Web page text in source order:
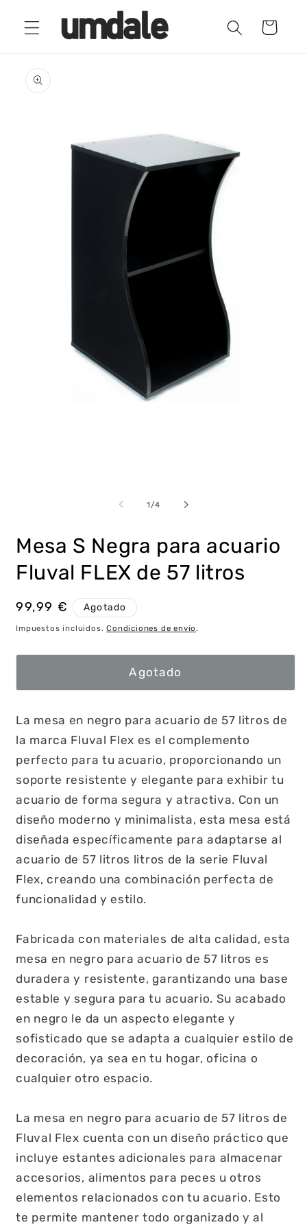
directamente
al contenido
Carrito
a la
información
ventana
modal
1 /de
4
Mesa S Negra para acuario
Fluval FLEX de 57 litros
Precio
habitual
99,99 € Agotado
Impuestos incluidos.Condiciones de envío .
Agotado
La mesa en negro para acuario de 57 litros de
la marca Fluval Flex es el complemento
perfecto para tu acuario, proporcionando un
soporte resistente y elegante para exhibir tu
acuario de forma segura y atractiva. Con un
diseño moderno y minimalista, esta mesa está
diseñada específicamente para adaptarse al
acuario de 57 litros litros de la serie Fluval
Flex, creando una combinación perfecta de
funcionalidad y estilo.
Fabricada con materiales de alta calidad, esta
mesa en negro para acuario de 57 litros es
duradera y resistente, garantizando una base
estable y segura para tu acuario. Su acabado
en negro le da un aspecto elegante y
sofisticado que se adapta a cualquier estilo de
decoración, ya sea en tu hogar, oficina o
cualquier otro espacio.
La mesa en negro para acuario de 57 litros de
Fluval Flex cuenta con un diseño práctico que
incluye estantes adicionales para almacenar
accesorios, alimentos para peces u otros
elementos relacionados con tu acuario. Esto
te permite mantener todo organizado y al